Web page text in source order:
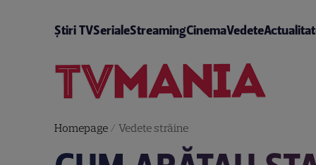
Știri TVSerialeStreamingCinemaVedete
Homepage/ Vedete străine